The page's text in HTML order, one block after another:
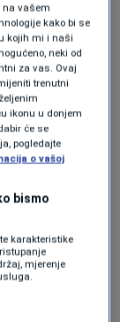
i
na
velikog
u zemlji u
film
nam
zna da se
ispaši
mu
da sve
hoće li
na vašem
kako bi se
kojih mi i naši
neki od
za vas. Ovaj
trenutni
ikonu u donjem
će se
pogledajte
o vašoj
bismo
karakteristike
mjerenje